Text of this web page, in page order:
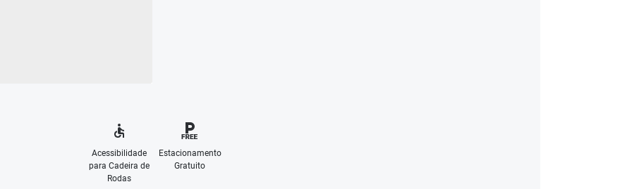
Acessibilidade
para Cadeira de
Rodas
Estacionamento
Gratuito